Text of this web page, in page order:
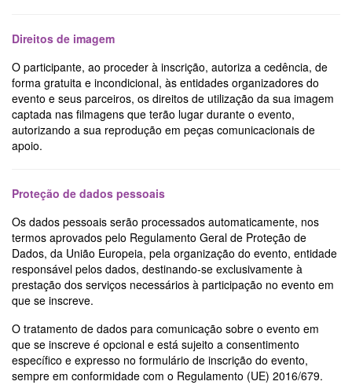
Direitos de imagem
O participante, ao proceder à inscrição, autoriza a cedência, de
forma gratuita e incondicional, às entidades organizadores do
evento e seus parceiros, os direitos de utilização da sua imagem
captada nas filmagens que terão lugar durante o evento,
autorizando a sua reprodução em peças comunicacionais de
apoio.
Proteção de dados pessoais
Os dados pessoais serão processados automaticamente, nos
termos aprovados pelo Regulamento Geral de Proteção de
Dados, da União Europeia, pela organização do evento, entidade
responsável pelos dados, destinando-se exclusivamente à
prestação dos serviços necessários à participação no evento em
que se inscreve.
O tratamento de dados para comunicação sobre o evento em
que se inscreve é opcional e está sujeito a consentimento
específico e expresso no formulário de inscrição do evento,
sempre em conformidade com o Regulamento (UE) 2016/679.